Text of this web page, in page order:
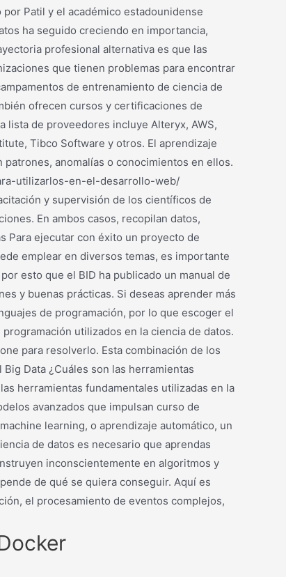
Patil y el académico estadounidense
ha seguido creciendo en importancia,
profesional alternativa es que las
que tienen problemas para encontrar
de entrenamiento de ciencia de
ofrecen cursos y certificaciones de
lista de proveedores incluye Alteryx, AWS,
Tibco Software y otros. El aprendizaje
anomalías o conocimientos en ellos.
utilizarlos-en-el-desarrollo-web/
y supervisión de los científicos de
En ambos casos, recopilan datos,
Para ejecutar con éxito un proyecto de
emplear en diversos temas, es importante
esto que el BID ha publicado un manual de
y buenas prácticas. Si deseas aprender más
de programación, por lo que escoger el
utilizados en la ciencia de datos.
para resolverlo. Esta combinación de los
Data ¿Cuáles son las herramientas
herramientas fundamentales utilizadas en la
avanzados que impulsan curso de
learning, o aprendizaje automático, un
de datos es necesario que aprendas
inconscientemente en algoritmos y
de qué se quiera conseguir. Aquí es
el procesamiento de eventos complejos,